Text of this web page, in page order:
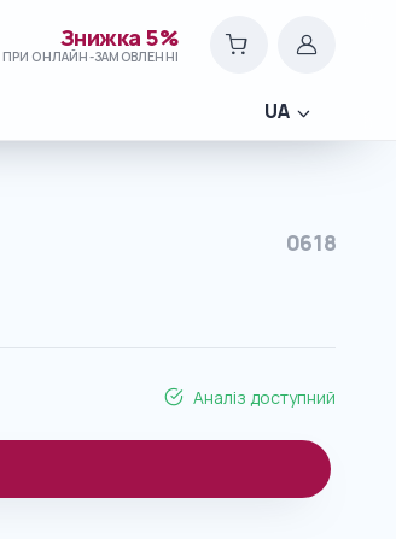
Знижка 5%
ПРИ ОНЛАЙН-ЗАМОВЛЕННІ
UA
0618
Аналіз доступний